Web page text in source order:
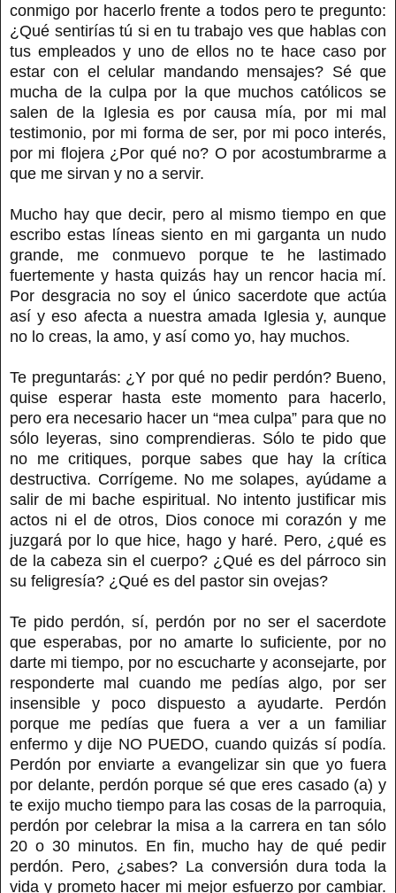
conmigo por hacerlo frente a todos pero te pregunto:
¿Qué sentirías tú si en tu trabajo ves que hablas con
tus empleados y uno de ellos no te hace caso por
estar con el celular mandando mensajes? Sé que
mucha de la culpa por la que muchos católicos se
salen de la Iglesia es por causa mía, por mi mal
testimonio, por mi forma de ser, por mi poco interés,
por mi flojera ¿Por qué no? O por acostumbrarme a
que me sirvan y no a servir.
Mucho hay que decir, pero al mismo tiempo en que
escribo estas líneas siento en mi garganta un nudo
grande, me conmuevo porque te he lastimado
fuertemente y hasta quizás hay un rencor hacia mí.
Por desgracia no soy el único sacerdote que actúa
así y eso afecta a nuestra amada Iglesia y, aunque
no lo creas, la amo, y así como yo, hay muchos.
Te preguntarás: ¿Y por qué no pedir perdón? Bueno,
quise esperar hasta este momento para hacerlo,
pero era necesario hacer un “mea culpa” para que no
sólo leyeras, sino comprendieras. Sólo te pido que
no me critiques, porque sabes que hay la crítica
destructiva. Corrígeme. No me solapes, ayúdame a
salir de mi bache espiritual. No intento justificar mis
actos ni el de otros, Dios conoce mi corazón y me
juzgará por lo que hice, hago y haré. Pero, ¿qué es
de la cabeza sin el cuerpo? ¿Qué es del párroco sin
su feligresía? ¿Qué es del pastor sin ovejas?
Te pido perdón, sí, perdón por no ser el sacerdote
que esperabas, por no amarte lo suficiente, por no
darte mi tiempo, por no escucharte y aconsejarte, por
responderte mal cuando me pedías algo, por ser
insensible y poco dispuesto a ayudarte. Perdón
porque me pedías que fuera a ver a un familiar
enfermo y dije NO PUEDO, cuando quizás sí podía.
Perdón por enviarte a evangelizar sin que yo fuera
por delante, perdón porque sé que eres casado (a) y
te exijo mucho tiempo para las cosas de la parroquia,
perdón por celebrar la misa a la carrera en tan sólo
20 o 30 minutos. En fin, mucho hay de qué pedir
perdón. Pero, ¿sabes? La conversión dura toda la
vida y prometo hacer mi mejor esfuerzo por cambiar.